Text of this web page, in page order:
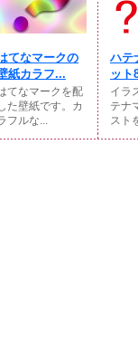
てなマークの
紙カラフ...
てなマークを配
た壁紙です。カ
フルな...
ハテ
ット
イラ
テナ
スト